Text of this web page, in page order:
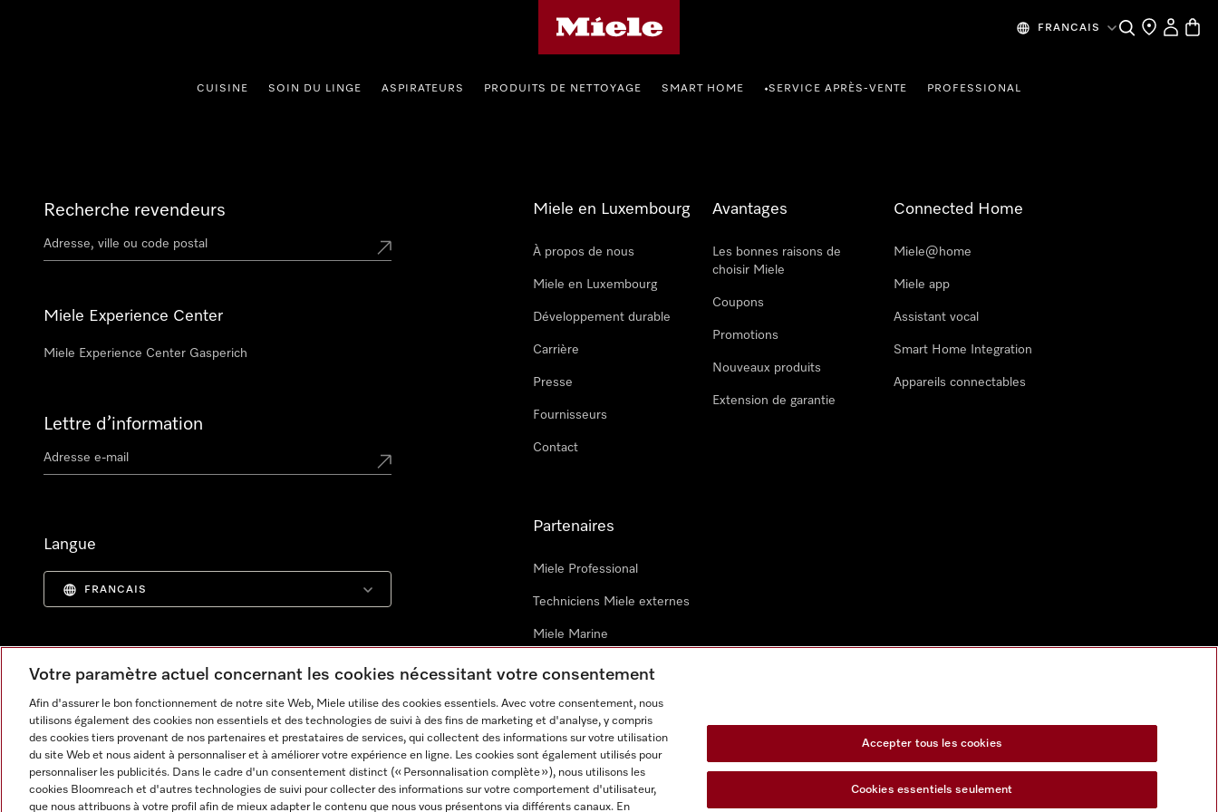
FRANCAIS Recherche
MesPanier
CUISINE SOIN DU LINGE ASPIRATEURS PRODUITS DE NETTOYAGE SMART HOME •SERVICE APRÈS-VENTE PROFESSIONAL
Recherche revendeurs
Miele Experience Center
Miele Experience Center Gasperich
Lettre d’information
Langue
FRANCAIS
Miele en Luxembourg
À propos de nous
Miele en Luxembourg
Développement durable
Carrière
Presse
Fournisseurs
Contact
Avantages
Les bonnes raisons de
choisir Miele
Coupons
Promotions
Nouveaux produits
Extension de garantie
Connected Home
Miele@home
Miele app
Assistant vocal
Smart Home Integration
Appareils connectables
Partenaires
Miele Professional
Techniciens Miele externes
Miele Marine
Architectes & promoteurs
Informations légales CGV Protection des données Conditions d’utilisation Déclaration d'accessibilité
Formulaire de rétractation
Votre paramètre actuel concernant les cookies nécessitant votre consentement
Afin d'assurer le bon fonctionnement de notre site Web, Miele utilise des cookies essentiels. Avec votre consentement, nous
utilisons également des cookies non essentiels et des technologies de suivi à des fins de marketing et d'analyse, y compris
des cookies tiers provenant de nos partenaires et prestataires de services, qui collectent des informations sur votre utilisation
du site Web et nous aident à personnaliser et à améliorer votre expérience en ligne. Les cookies sont également utilisés pour
personnaliser les publicités. Dans le cadre d'un consentement distinct (« Personnalisation complète »), nous utilisons les
cookies Bloomreach et d'autres technologies de suivi pour collecter des informations sur votre comportement d'utilisateur,
que nous attribuons à votre profil afin de mieux adapter le contenu que nous vous présentons via différents canaux. En
Accepter tous les cookies
Cookies essentiels seulement